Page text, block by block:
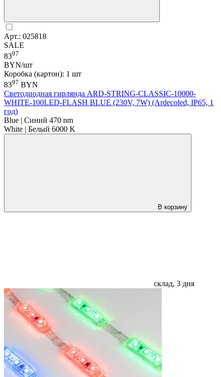
Арт.: 025818
SALE
8397
BYN/шт
Коробка (картон): 1 шт
8397 BYN
Светодиодная гирлянда ARD-STRING-CLASSIC-10000-
WHITE-100LED-FLASH BLUE (230V, 7W) (Ardecoled, IP65, 1
год)
Blue | Синий 470 nm
White | Белый 6000 K
В корзину
склад, 3 дня